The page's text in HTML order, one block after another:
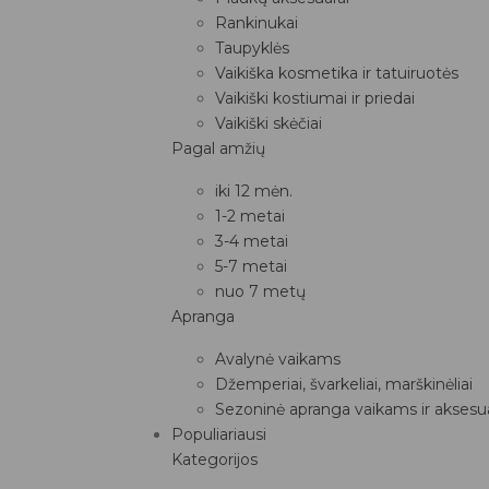
Rankinukai
Taupyklės
Vaikiška kosmetika ir tatuiruotės
Vaikiški kostiumai ir priedai
Vaikiški skėčiai
Pagal amžių
iki 12 mėn.
1-2 metai
3-4 metai
5-7 metai
nuo 7 metų
Apranga
Avalynė vaikams
Džemperiai, švarkeliai, marškinėliai
Sezoninė apranga vaikams ir
Populiariausi
Kategorijos